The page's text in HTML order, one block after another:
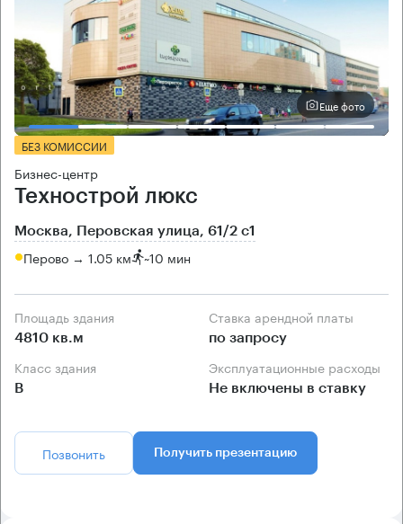
Еще фото
БЕЗ КОМИССИИ
Бизнес-центр
Технострой люкс
Москва, Перовская улица, 61/2 с1
Перово → 1.05 км ~10 мин
Площадь здания
4810 кв.м
Ставка арендной платы
по запросу
Класс здания
B
Эксплуатационные расходы
Не включены в ставку
Позвонить Получить презентацию